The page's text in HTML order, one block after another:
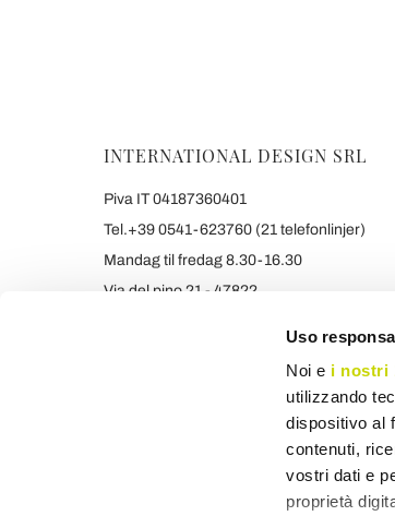
Uso
Noi e i nostri
utilizzando
dispositivo al
contenuti,
vostri dati e
proprietà
INTERNATIONAL DESIGN SRL
Piva IT 04187360401
Tel.+39 0541-623760 (21 telefonlinjer)
Mandag til fredag 8.30-16.30
Via del pino 21 - 47822
De angivne priser er inklusive